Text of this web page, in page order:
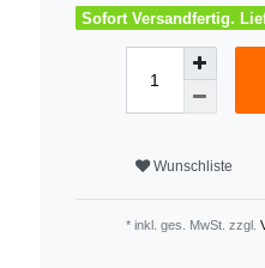
Sofort Versandfertig.
Wunschliste
* inkl. ges. MwSt. zzgl.